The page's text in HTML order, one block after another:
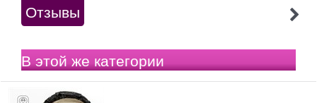
Отзывы
В этой же категории